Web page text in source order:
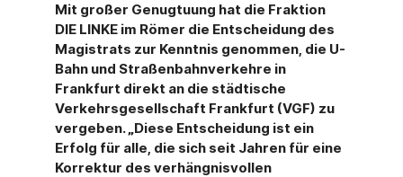
Mit großer Genugtuung hat die Fraktion
DIE LINKE im Römer die Entscheidung des
Magistrats zur Kenntnis genommen, die U-
Bahn und Straßenbahnverkehre in
Frankfurt direkt an die städtische
Verkehrsgesellschaft Frankfurt (VGF) zu
vergeben. „Diese Entscheidung ist ein
Erfolg für alle, die sich seit Jahren für eine
Korrektur des verhängnisvollen